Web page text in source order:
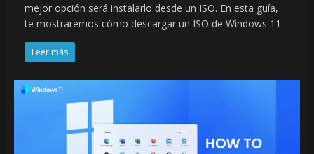
mejor opción será instalarlo desde un ISO. En esta guía,
te mostraremos cómo descargar un ISO de Windows 11
Leer más